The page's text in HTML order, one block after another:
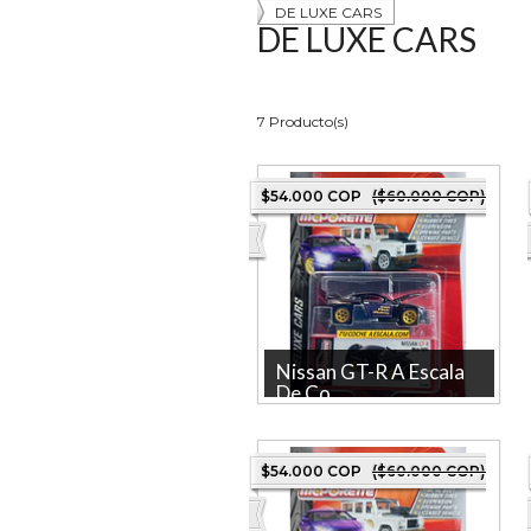
DE LUXE CARS
DE LUXE CARS
7 Producto(s)
$54.000 COP ($60.000 COP)
Nissan GT-R A Escala
De Co...
MAJORETTE La tienda mas
grande en linea de Colombia.
Producto lice...
$54.000 COP ($60.000 COP)